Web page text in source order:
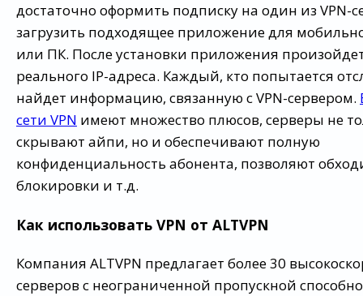
достаточно оформить подписку на один из VPN-
загрузить подходящее приложение для
или ПК. После установки приложения
реального IP-адреса. Каждый, кто попытается
найдет информацию, связанную с VPN-сервером.
сети VPN имеют множество плюсов, серверы не
скрывают айпи, но и обеспечивают полную
конфиденциальность абонента, позволяют
блокировки и т.д.
Как использовать VPN от ALTVPN
Компания ALTVPN предлагает более 30
серверов с неограниченной пропускной